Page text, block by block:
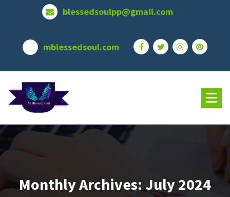
blessedsoulpp@gmail.com
mblessedsoul.com
Monthly Archives: July 2024